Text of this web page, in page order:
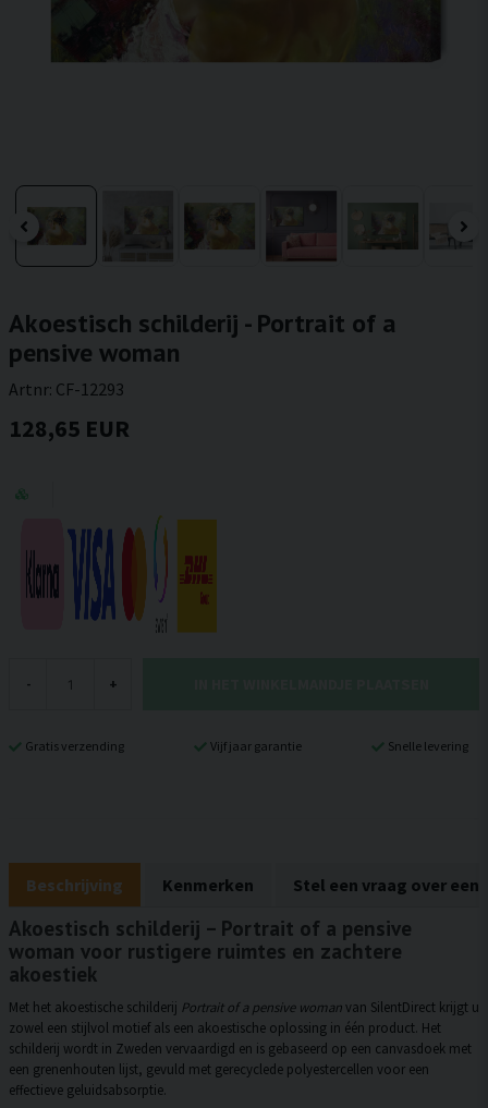
Akoestisch schilderij - Portrait of a
pensive woman
Artnr: CF-12293
128,65 EUR
- +
Gratis verzending Vijf jaar garantie Snelle levering
Beschrijving Kenmerken Stel een vraag over een
Akoestisch schilderij – Portrait of a pensive
woman voor rustigere ruimtes en zachtere
akoestiek
Met het akoestische schilderij Portrait of a pensive womanvan SilentDirect krijgt u
zowel een stijlvol motief als een akoestische oplossing in één product. Het
schilderij wordt in Zweden vervaardigd en is gebaseerd op een canvasdoek met
een grenenhouten lijst, gevuld met gerecyclede polyestercellen voor een
effectieve geluidsabsorptie.